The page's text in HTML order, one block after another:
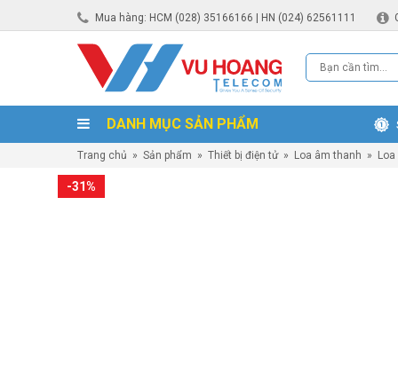
Mua hàng: HCM (028) 35166166 | HN (024) 62561111
DANH MỤC SẢN PHẨM
Trang chủ » Sản phẩm » Thiết bị điện tử » Loa âm thanh »
-31%